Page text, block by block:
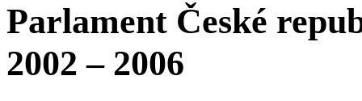
Parlament České
2002 – 2006